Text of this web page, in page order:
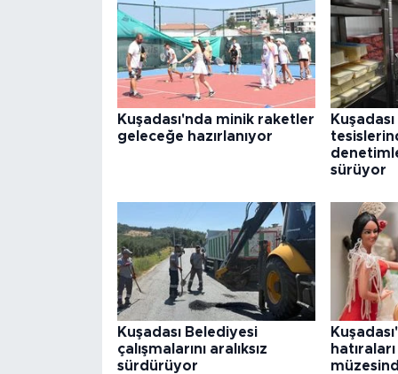
Kuşadası'nda minik raketler
geleceğe hazırlanıyor
sürüyor
Kuşadası Belediyesi
çalışmalarını aralıksız
sürdürüyor